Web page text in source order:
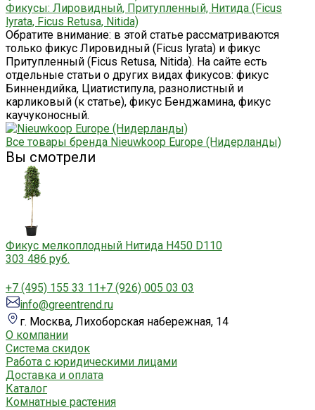
Фикусы: Лировидный, Притупленный, Нитида (Ficus
lyrata, Ficus Retusa, Nitida)
Обратите внимание: в этой статье рассматриваются
только фикус Лировидный (Ficus lyrata) и фикус
Притупленный (Ficus Retusa, Nitida). На сайте есть
отдельные статьи о других видах фикусов: фикус
Биннендийка, Циатистипула, разнолистный и
карликовый (к статье), фикус Бенджамина, фикус
каучуконосный.
Все товары бренда Nieuwkoop Europe (Нидерланды)
Вы смотрели
Фикус мелкоплодный Нитида H450 D110
303 486 руб.
+7 (495) 155 33 11+7 (926) 005 03 03
info@greentrend.ru
г. Москва, Лихоборская набережная, 14
О компании
Система скидок
Работа с юридическими лицами
Доставка и оплата
Каталог
Комнатные растения